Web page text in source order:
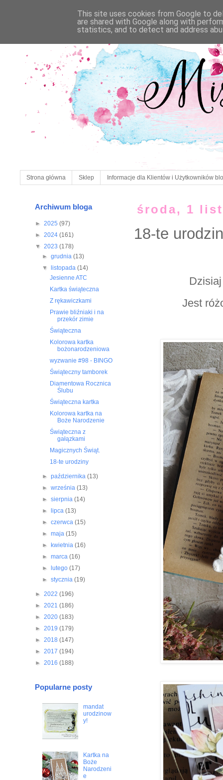
Strona główna Sklep Informacje dla Klientów i Użytkowników
środa, 1
18-te
Jest
Archiwum bloga
► 2025 (97)
► 2024 (161)
▼ 2023 (178)
►grudnia(13)
▼
listopada(14)
Jesienne ATC
Kartka świąteczna
Z rękawiczkami
Prawie bliźniaki i na
przekór zimie
Świąteczna
Kolorowa kartka
bożonarodzeniowa
wyzwanie #98 - BINGO
Świąteczny tamborek
Diamentowa Rocznica
Ślubu
Świąteczna kartka
Kolorowa kartka na
Boże Narodzenie
Świąteczna z
gałązkami
Magicznych Świąt.
18-te urodziny
►października(13)
►września(13)
►sierpnia(14)
►
lipca(13)
►czerwca(15)
►maja(15)
►
kwietnia(16)
►marca(16)
►
lutego(17)
►stycznia(19)
► 2022 (196)
► 2021 (186)
► 2020 (183)
► 2019 (179)
► 2018 (147)
► 2017 (194)
► 2016 (188)
Popularne posty
mandat
urodzinow
y!
Kartka na
Boże
Narodzeni
e
This site uses cookies from Google to
are shared with Google along with
statistics, and to detect and address